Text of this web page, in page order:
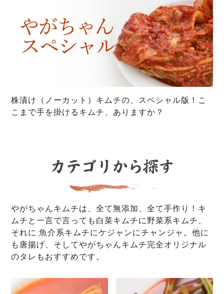
株漬け（ノーカット）キムチの、スペシャル版！こ
こまで手を掛けるキムチ、ありますか？
やがちゃんキムチは、全て無添加、全て手作り！キ
ムチと一言で言っても白菜キムチに野菜系キムチ、
それに 魚介系キムチにケジャンにチャンジャ。他に
も唐揚げ、そしてやがちゃんキムチ完全オリジナル
のタレもおすすめです。